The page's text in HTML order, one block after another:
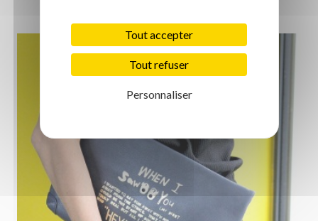
Tout accepter
Tout refuser
Personnaliser